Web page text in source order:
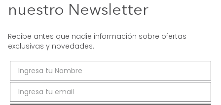
nuestro Newsletter
Recibe antes que nadie información sobre ofertas
exclusivas y novedades.